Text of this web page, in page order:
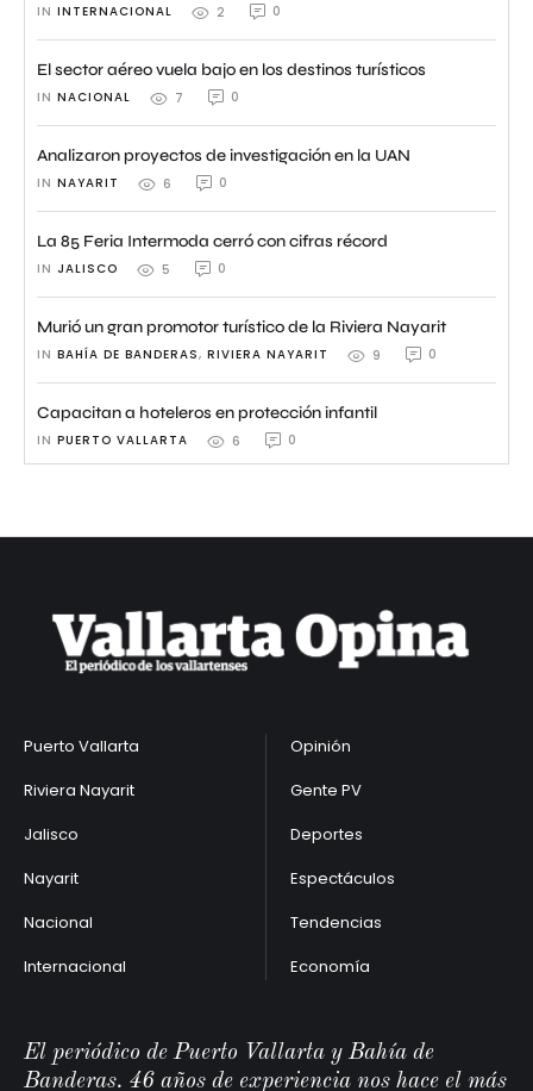
IN INTERNACIONAL 2 0
El sector aéreo vuela bajo en los destinos turísticos
IN NACIONAL 7 0
Analizaron proyectos de investigación en la UAN
IN NAYARIT 6 0
La 85 Feria Intermoda cerró con cifras récord
IN JALISCO 5 0
Murió un gran promotor turístico de la Riviera Nayarit
IN BAHÍA DE BANDERAS, RIVIERA NAYARIT 9 0
Capacitan a hoteleros en protección infantil
IN PUERTO VALLARTA 6 0
Puerto Vallarta
Riviera Nayarit
Jalisco
Nayarit
Nacional
Internacional
Opinión
Gente PV
Deportes
Espectáculos
Tendencias
Economía
El periódico de Puerto Vallarta y Bahía de
Banderas. 46 años de experiencia nos hace el más